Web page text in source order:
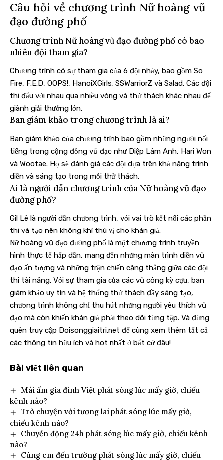
Câu hỏi về chương trình Nữ hoàng vũ
đạo đường phố
Chương trình Nữ hoàng vũ đạo đường phố có bao
nhiêu đội tham gia?
Chương trình có sự tham gia của 6 đội nhảy, bao gồm So
Fire, F.E.D, OOPS!, HanoiXGirls, SSWarriorZ và Salad. Các đội
thi đấu với nhau qua nhiều vòng và thử thách khác nhau để
giành giải thưởng lớn.
Ban giám khảo trong chương trình là ai?
Ban giám khảo của chương trình bao gồm những người nổi
tiếng trong cộng đồng vũ đạo như Diệp Lâm Anh, Hari Won
và Wootae. Họ sẽ đánh giá các đội dựa trên khả năng trình
diễn và sáng tạo trong mỗi thử thách.
Ai là người dẫn chương trình của Nữ hoàng vũ đạo
đường phố?
Gil Lê là người dẫn chương trình, với vai trò kết nối các phần
thi và tạo nên không khí thú vị cho khán giả.
Nữ hoàng vũ đạo đường phố là một chương trình truyền
hình thực tế hấp dẫn, mang đến những màn trình diễn vũ
đạo ấn tượng và những trận chiến căng thẳng giữa các đội
thi tài năng. Với sự tham gia của các vũ công kỳ cựu, ban
giám khảo uy tín và hệ thống thử thách đầy sáng tạo,
chương trình không chỉ thu hút những người yêu thích vũ
đạo mà còn khiến khán giả phải theo dõi từng tập. Và đừng
quên truy cập Doisonggiaitri.net để cùng xem thêm tất cả
các thông tin hữu ích và hot nhất ở bất cứ đâu!
Bài viết liên quan
Mái ấm gia đình Việt phát sóng lúc mấy giờ, chiếu
kênh nào?
Trò chuyện với tương lai phát sóng lúc mấy giờ,
chiếu kênh nào?
Chuyển động 24h phát sóng lúc mấy giờ, chiếu kênh
nào?
Cùng em đến trường phát sóng lúc mấy giờ, chiếu